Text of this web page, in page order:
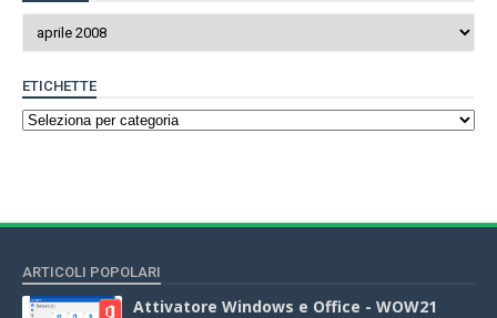
ETICHETTE
ARTICOLI POPOLARI
Attivatore Windows e Office - WOW21